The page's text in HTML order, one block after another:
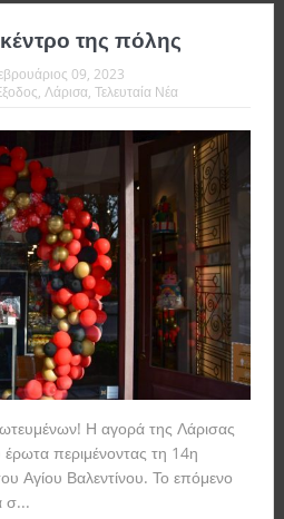
της πόλης
09, 2023
, Λάρισα, Τελευταία Νέα
Η αγορά της Λάρισας
περιμένοντας τη 14η
Αγίου Βαλεντίνου. Το επόμενο
σ...